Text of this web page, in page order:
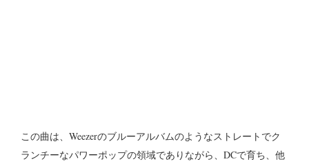
この曲は、Weezerのブルーアルバムのようなストレートでク
ランチーなパワーポップの領域でありながら、DCで育ち、他